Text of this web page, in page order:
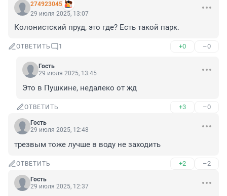
274923045
29 июля 2025, 13:07
Колонистский пруд, это где? Есть такой парк.
ОТВЕТИТЬ 1 +0 –0
Гость
29 июля 2025, 13:45
Это в Пушкине, недалеко от жд
ОТВЕТИТЬ +3 –0
Гость
29 июля 2025, 12:48
трезвым тоже лучше в воду не заходить
ОТВЕТИТЬ +2 –2
Гость
29 июля 2025, 12:37